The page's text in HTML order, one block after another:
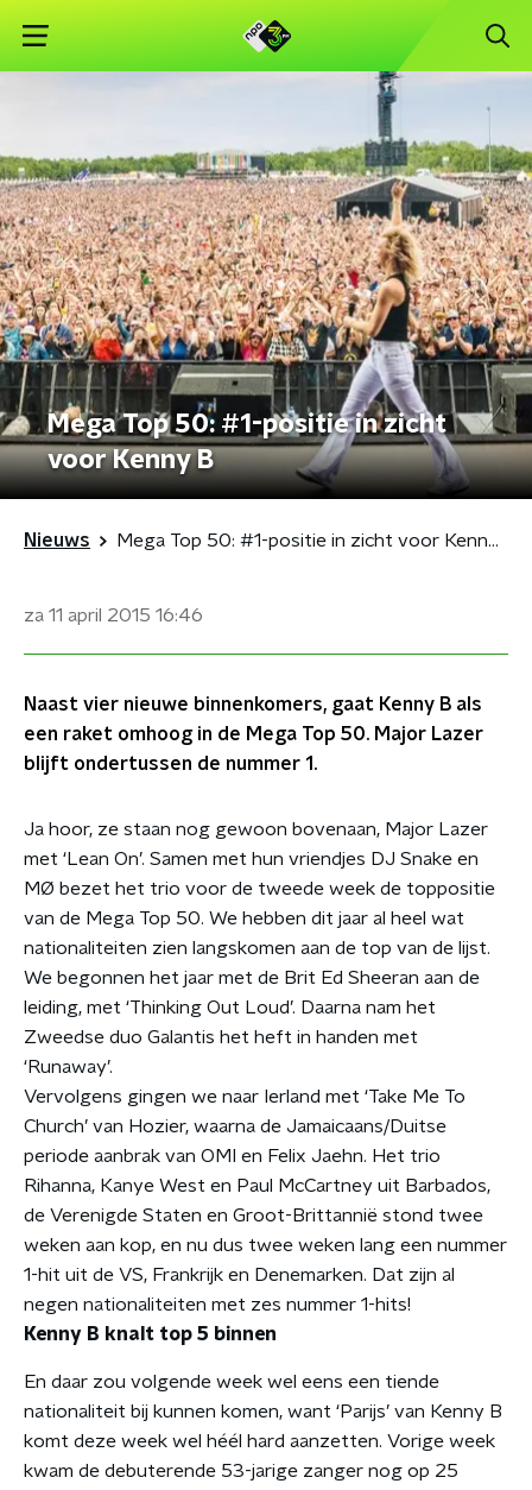
Mega Top 50: #1-positie in zicht
voor Kenny B
Nieuws Mega Top 50: #1-positie in zicht voor Kenny B
za 11 april 2015 16:46
Naast vier nieuwe binnenkomers, gaat Kenny B als
een raket omhoog in de Mega Top 50. Major Lazer
blijft ondertussen de nummer 1.
Ja hoor, ze staan nog gewoon bovenaan, Major Lazer
met ‘Lean On’. Samen met hun vriendjes DJ Snake en
MØ bezet het trio voor de tweede week de toppositie
van de Mega Top 50. We hebben dit jaar al heel wat
nationaliteiten zien langskomen aan de top van de lijst.
We begonnen het jaar met de Brit Ed Sheeran aan de
leiding, met ‘Thinking Out Loud’. Daarna nam het
Zweedse duo Galantis het heft in handen met
‘Runaway’.
Vervolgens gingen we naar Ierland met ‘Take Me To
Church’ van Hozier, waarna de Jamaicaans/Duitse
periode aanbrak van OMI en Felix Jaehn. Het trio
Rihanna, Kanye West en Paul McCartney uit Barbados,
de Verenigde Staten en Groot-Brittannië stond twee
weken aan kop, en nu dus twee weken lang een nummer
1-hit uit de VS, Frankrijk en Denemarken. Dat zijn al
negen nationaliteiten met zes nummer 1-hits!
Kenny B knalt top 5 binnen
En daar zou volgende week wel eens een tiende
nationaliteit bij kunnen komen, want ‘Parijs’ van Kenny B
komt deze week wel héél hard aanzetten. Vorige week
kwam de debuterende 53-jarige zanger nog op 25